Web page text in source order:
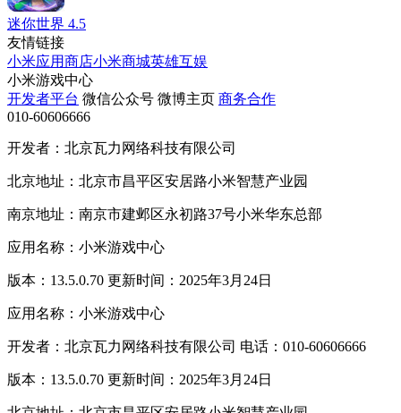
迷你世界 4.5
友情链接
小米应用商店小米商城英雄互娱
小米游戏中心
开发者平台 微信公众号 微博主页 商务合作
010-60606666
开发者：北京瓦力网络科技有限公司
北京地址：北京市昌平区安居路小米智慧产业园
南京地址：南京市建邺区永初路37号小米华东总部
应用名称：小米游戏中心
版本：13.5.0.70 更新时间：2025年3月24日
应用名称：小米游戏中心
开发者：北京瓦力网络科技有限公司 电话：010-60606666
版本：13.5.0.70 更新时间：2025年3月24日